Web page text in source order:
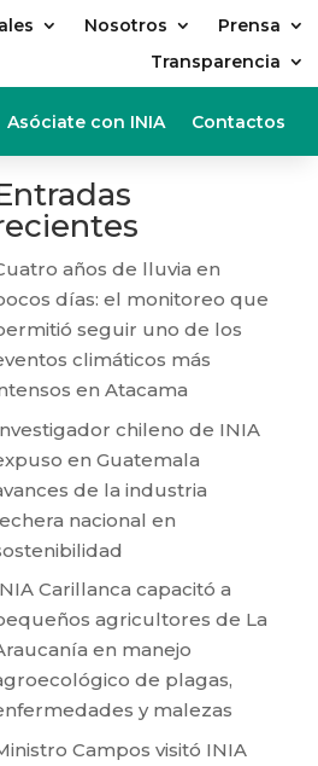
Nosotros
Prensa
Transparencia
Asóciate con INIA Contactos
Buscar
años de lluvia en
días: el monitoreo que
seguir uno de los
climáticos más
en Atacama
chileno de INIA
en Guatemala
de la industria
nacional en
Carillanca capacitó a
agricultores de La
en manejo
de plagas,
y malezas
Campos visitó INIA